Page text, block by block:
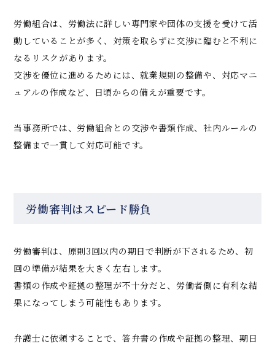
労働組合は、労働法に詳しい専門家や団体の支援を受けて活
動していることが多く、対策を取らずに交渉に臨むと不利に
なるリスクがあります。
交渉を優位に進めるためには、就業規則の整備や、対応マニ
ュアルの作成など、日頃からの備えが重要です。
当事務所では、労働組合との交渉や書類作成、社内ルールの
整備まで一貫して対応可能です。
労働審判はスピード勝負
労働審判は、原則3回以内の期日で判断が下されるため、初
回の準備が結果を大きく左右します。
書類の作成や証拠の整理が不十分だと、労働者側に有利な結
果になってしまう可能性もあります。
弁護士に依頼することで、答弁書の作成や証拠の整理、期日